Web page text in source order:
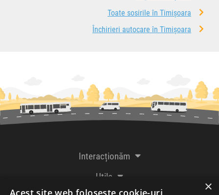
Toate sosirile în Timișoara
Închirieri autocare în Timișoara
Interacționăm
Utile
×
Acest site web folosește cookie-uri